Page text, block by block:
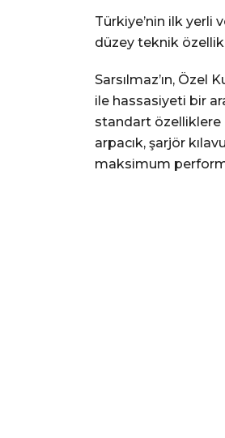
Türkiye’nin ilk yerli
düzey teknik
Sarsılmaz’ın, Özel
ile hassasiyeti bir
standart özelliklere
arpacık, şarjör
maksimum